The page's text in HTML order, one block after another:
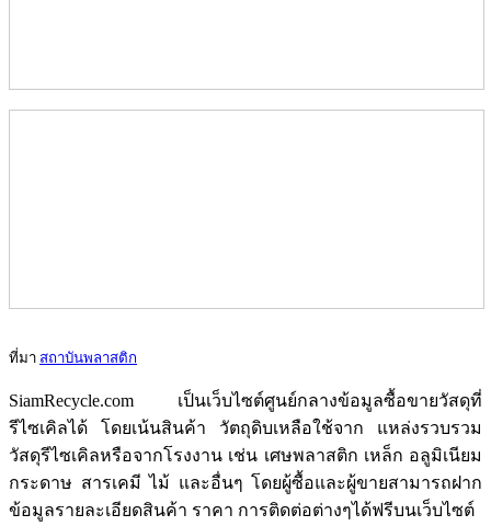
ที่มา สถาบันพลาสติก
SiamRecycle.com เป็นเว็บไซต์ศูนย์กลางข้อมูลซื้อขายวัสดุที่
รีไซเคิลได้ โดยเน้นสินค้า วัตถุดิบเหลือใช้จาก แหล่งรวบรวม
วัสดุรีไซเคิลหรือจากโรงงาน เช่น เศษพลาสติก เหล็ก อลูมิเนียม
กระดาษ สารเคมี ไม้ และอื่นๆ โดยผู้ซื้อและผู้ขายสามารถฝาก
ข้อมูลรายละเอียดสินค้า ราคา การติดต่อต่างๆได้ฟรีบนเว็บไซต์